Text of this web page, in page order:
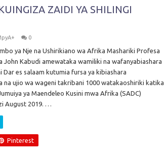
ZAIDI YA SHILINGI
0
ya Nje na Ushirikiano wa Afrika Mashariki Profesa
John Kabudi amewataka wamiliki na wafanyabiashara
Dar es salaam kutumia fursa ya kibiashara
na ujio wa wageni takribani 1000 watakaoshiriki katika
ya Maendeleo Kusini mwa Afrika (SADC)
August 2019. …
Pinterest